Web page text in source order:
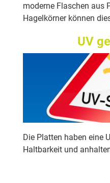
moderne Flaschen aus
Hagelkörner können
UV
Die Platten haben eine
Haltbarkeit und